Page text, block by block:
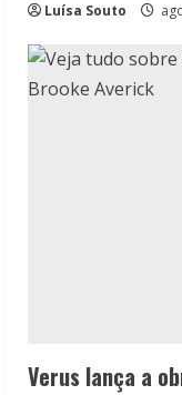
Luísa Souto
Verus lança a